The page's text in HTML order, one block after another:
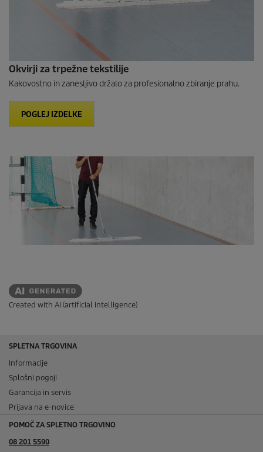
Okvirji za trpežne tekstilije
Kakovostno in zanesljivo držalo za profesionalno zbiranje prahu.
POGLEJ IZDELKE
Created with AI (artificial intelligence)
SPLETNA TRGOVINA
Informacije
Splošni pogoji
Garancija in servis
Prijava na e-novice
POMOČ ZA SPLETNO TRGOVINO
08 201 5590